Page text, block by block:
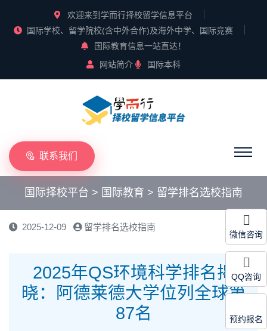
欢迎来到学而行择校留学信息平台
国际学校、留学院校(含中外合作)及海外中学、国际竞赛
国际教育信息一站直达！
网站简介
国际本科
联系我们
国际择校平台 > 国际教育 > 留学排名选校指南
2025-12-09 留学排名选校指南
2025年QS环境科学排名揭
晓：阿德莱德大学位列全球第
87名
微信咨询
QQ咨询
预约报名